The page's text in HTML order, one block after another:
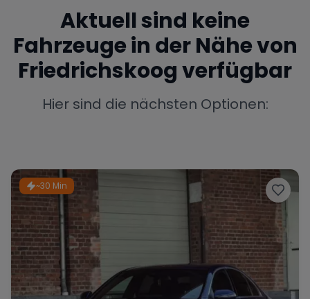
Mercedes BMW Audi
Tesla Dodge
Aktuell sind keine
Fahrzeuge in der Nähe von
Friedrichskoogverfügbar
Hier sind die nächsten Optionen:
~30 Min